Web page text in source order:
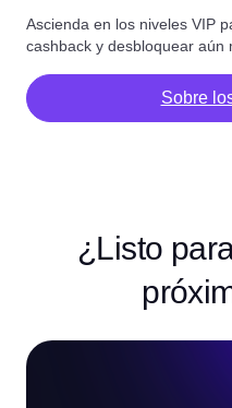
Ascienda en los niveles VIP
cashback y desbloquear aún
Sobre
¿Listo